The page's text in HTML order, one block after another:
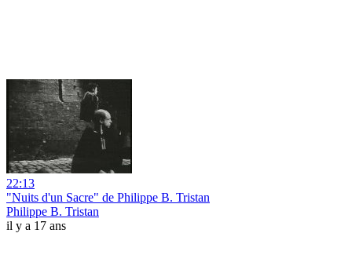
22:13
"Nuits d'un Sacre" de Philippe B. Tristan
Philippe B. Tristan
il y a 17 ans